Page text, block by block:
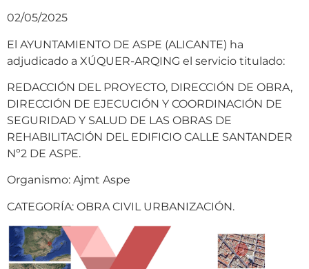
02/05/2025
El AYUNTAMIENTO DE ASPE (ALICANTE) ha
adjudicado a XÚQUER-ARQING el servicio titulado:
REDACCIÓN DEL PROYECTO, DIRECCIÓN DE OBRA,
DIRECCIÓN DE EJECUCIÓN Y COORDINACIÓN DE
SEGURIDAD Y SALUD DE LAS OBRAS DE
REHABILITACIÓN DEL EDIFICIO CALLE SANTANDER
Nº2 DE ASPE.
Organismo: Ajmt Aspe
CATEGORÍA: OBRA CIVIL URBANIZACIÓN.